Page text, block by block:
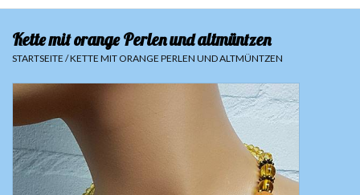
Sets
Oberteile
Röcke und Hosen
Hüfttücher
Schleier
Kette mit orange Perlen und altmüntzen
STARTSEITE /KETTE MIT ORANGE PERLEN UND ALTMÜNTZEN